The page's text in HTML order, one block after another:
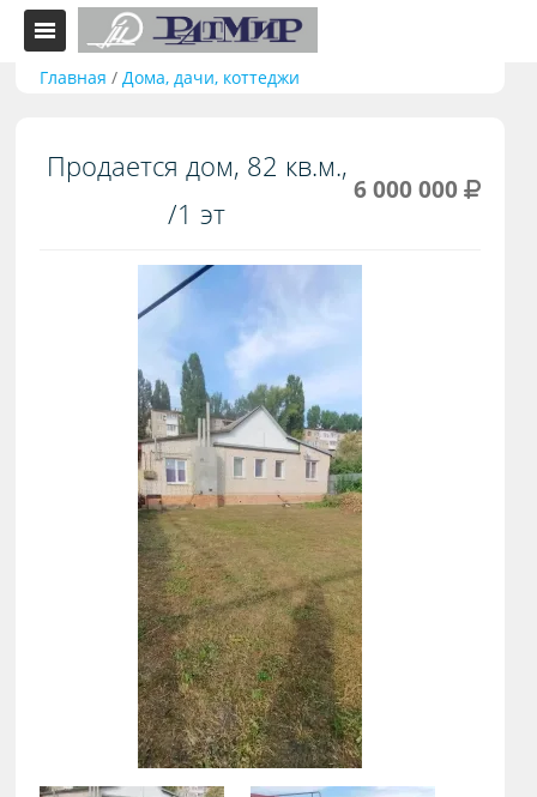
Главная /Дома, дачи, коттеджи
Продается дом, 82 кв.м.,
/1 эт
6 000 000